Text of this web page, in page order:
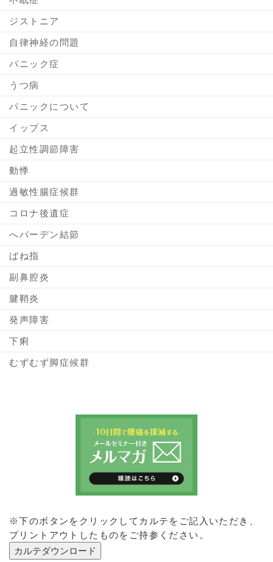
ジストニア
自律神経の問題
パニック症
うつ病
パニックについて
イップス
起立性調節障害
動悸
過敏性腸症候群
コロナ後遺症
へバーデン結節
ばね指
副鼻腔炎
腱鞘炎
発声障害
下痢
むずむず脚症候群
※下のボタンをクリックしてカルテをご記入いただき、
プリントアウトしたものをご持参ください。